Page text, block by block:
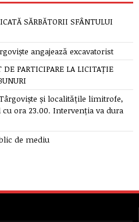
SĂRBĂTORII SFÂNTULUI
angajează excavatorist
PARTICIPARE LA LICITAȚIE
și localitățile limitrofe,
ora 23.00. Intervenția va dura
de mediu